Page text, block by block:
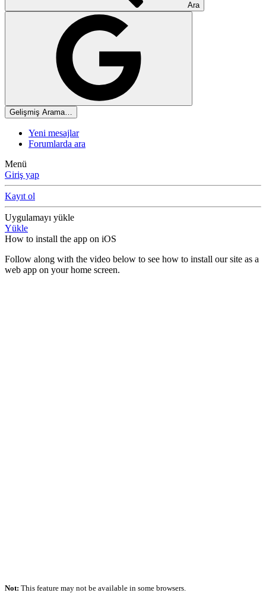
Ara
Gelişmiş Arama…
Yeni mesajlar
Forumlarda ara
Menü
Giriş yap
Kayıt ol
Uygulamayı yükle
Yükle
How to install the app on iOS
Follow along with the video below to see how to install our site as a
web app on your home screen.
Not: This feature may not be available in some browsers.